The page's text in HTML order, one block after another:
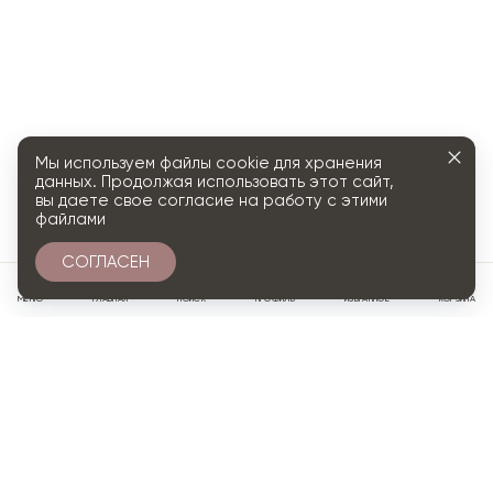
МЕНЮ ГЛАВНАЯ ПОИСК ПРОФИЛЬ ИЗБРАННОЕ КОРЗИНА
Мы используем файлы cookie для хранения
данных. Продолжая использовать этот сайт,
вы даете свое согласие на работу с этими
файлами
СОГЛАСЕН